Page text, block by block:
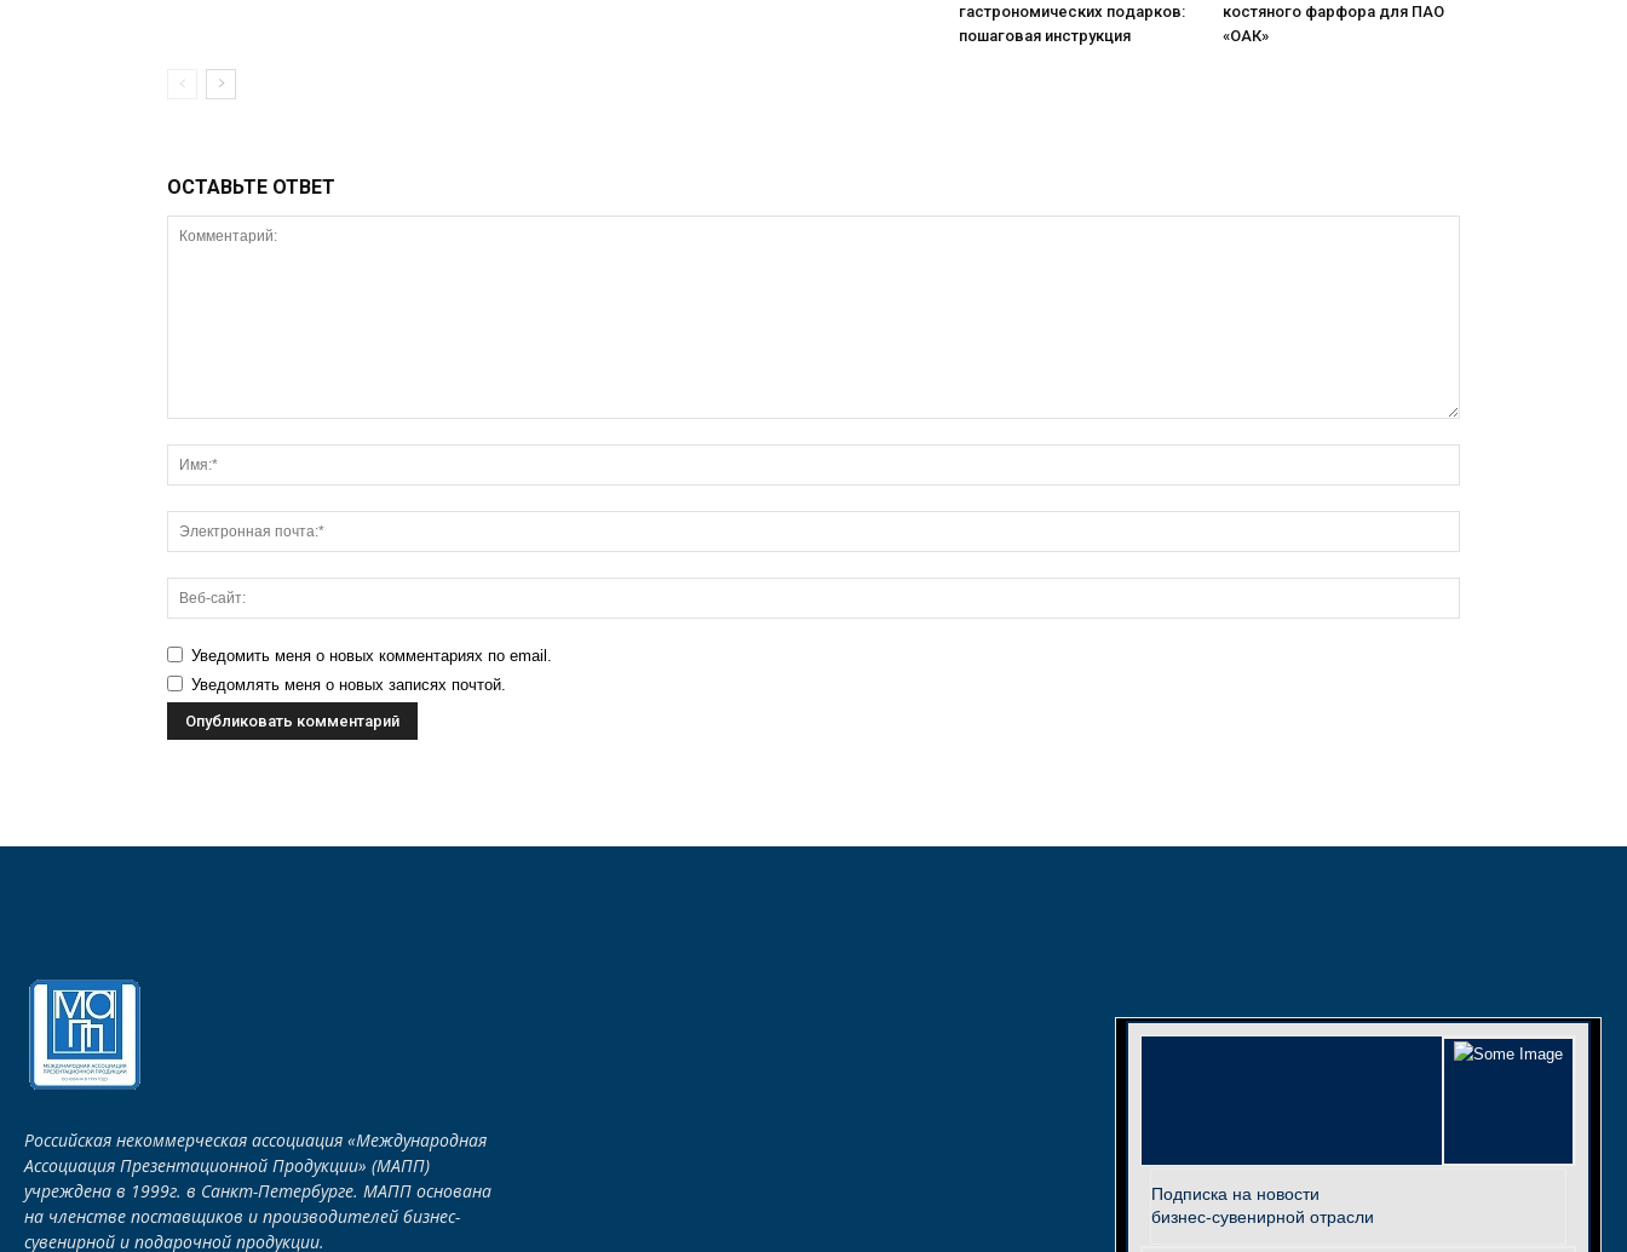
гастрономических подарков:
пошаговая инструкция
костяного фарфора для ПАО
«ОАК»
ОСТАВЬТЕ ОТВЕТ
Уведомить меня о новых комментариях по email.
Уведомлять меня о новых записях почтой.
Российская некоммерческая ассоциация «Международная
Ассоциация Презентационной Продукции» (МАПП)
учреждена в 1999г. в Санкт-Петербурге. МАПП основана
на членстве поставщиков и производителей бизнес-
сувенирной и подарочной продукции.
Подписка на новости
бизнес-сувенирной отрасли